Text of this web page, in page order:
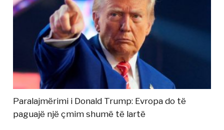
Paralajmërimi i Donald Trump: Evropa do të
paguajë një çmim shumë të lartë